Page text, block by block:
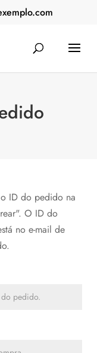
ID do pedido na
O ID do
no e-mail de